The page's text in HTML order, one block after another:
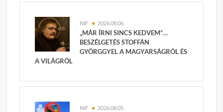
NIF 2026.08.06.
„MÁR ÍRNI SINCS KEDVEM”…
BESZÉLGETÉS STOFFÁN
GYÖRGGYEL A MAGYARSÁGRÓL ÉS
A VILÁGRÓL
NIF 2026.08.05.